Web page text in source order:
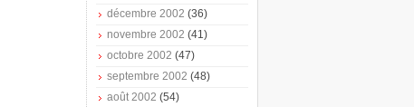
décembre 2002 (36)
novembre 2002 (41)
octobre 2002 (47)
septembre 2002 (48)
août 2002 (54)